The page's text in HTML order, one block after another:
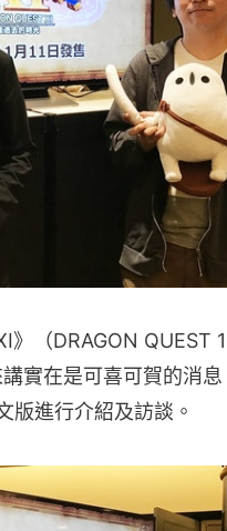
》（DRAGON QUEST
實在是可喜可賀的消息
版進行介紹及訪談。